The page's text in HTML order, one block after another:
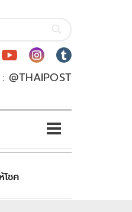
@THAIPOST
โชค